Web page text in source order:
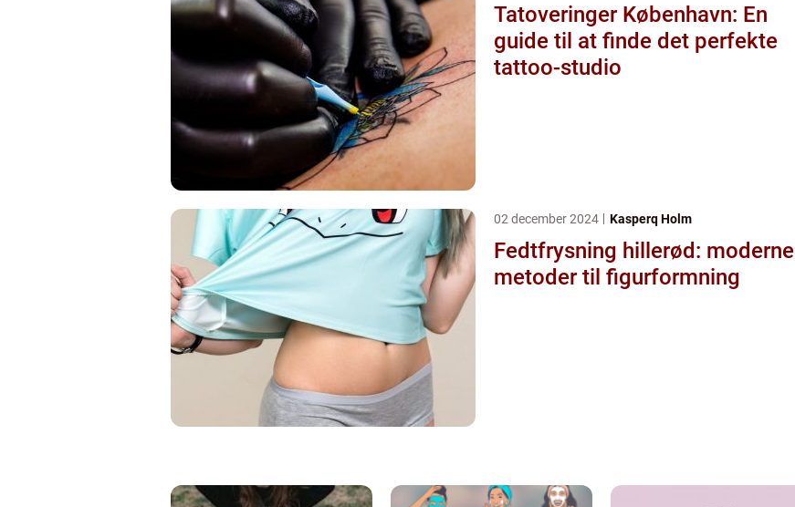
Tatoveringer København: En
guide til at finde det perfekte
tattoo-studio
02 december 2024 Kasperq Holm
Fedtfrysning hillerød: moderne
metoder til figurformning